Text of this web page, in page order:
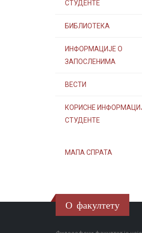
СТУДЕНТЕ
БИБЛИОТЕКА
ИНФОРМАЦИЈЕ О
ЗАПОСЛЕНИМА
ВЕСТИ
КОРИСНЕ
СТУДЕНТЕ
МАПА СПРАТА
О факултету